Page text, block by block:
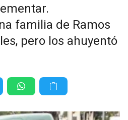
familia de Ramos
pero los ahuyentó